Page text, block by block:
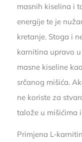
masnih kiselina i
energije te je
kretanje. Stoga i
karnitina upravo
masne kiseline
srčanog mišića.
ne koriste za
talože u mišićima
Primjena L-